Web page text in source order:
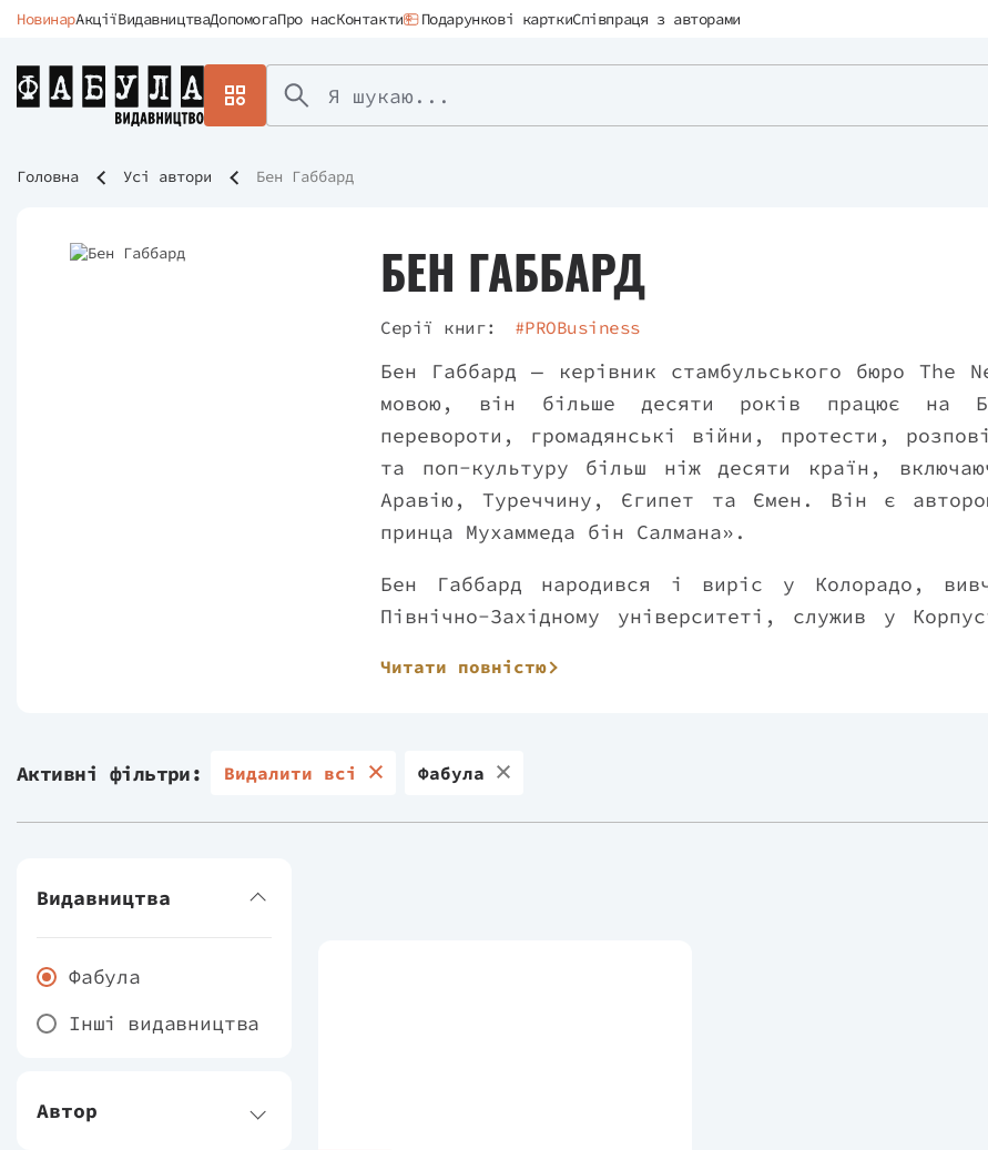
НовинарАкціїВидавництваДопомогаПро насКонтакти Подарункові карткиСпівпраця з авторами
Головна Усі автори Бен Габбард
БЕН ГАББАРД
Серії книг: #PROBusiness
Бен Габбард — керівник стамбульського бюро The
мовою, він більше десяти років працює на
перевороти, громадянські війни, протести,
та поп-культуру більш ніж десяти країн,
Аравію, Туреччину, Єгипет та Ємен. Він є
принца Мухаммеда бін Салмана».
Бен Габбард народився і виріс у Колорадо,
Північно-Західному університеті, служив у
The Times після майже п’яти років роботи в
Читати повністю
Активні фільтри: Видалити всі Фабула
Видавництва
Фабула
Інші видавництва
Автор